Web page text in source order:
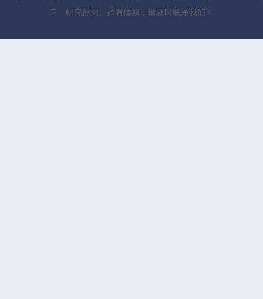
习、研究使用。如有侵权，请及时联系我们！